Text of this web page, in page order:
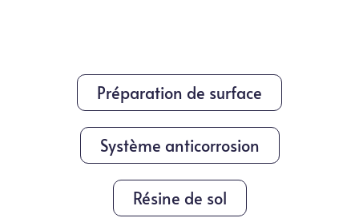
Préparation de surface
Système anticorrosion
Résine de sol